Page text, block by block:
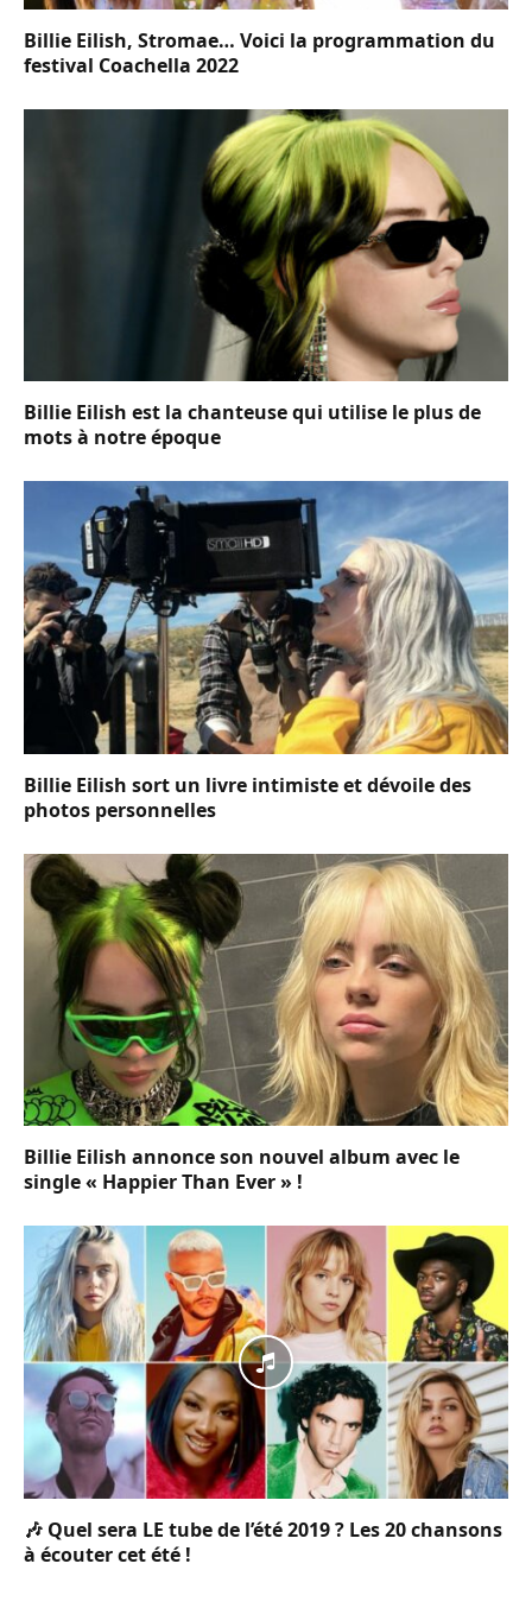
Billie Eilish, Stromae… Voici la programmation du
festival Coachella 2022
Billie Eilish est la chanteuse qui utilise le plus de
mots à notre époque
Billie Eilish sort un livre intimiste et dévoile des
photos personnelles
Billie Eilish annonce son nouvel album avec le
single « Happier Than Ever » !
🎶 Quel sera LE tube de l’été 2019 ? Les 20 chansons
à écouter cet été !